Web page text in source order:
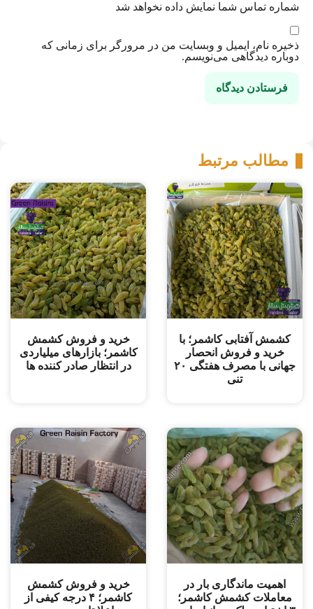
شماره تماس شما نمایش داده نخواهد شد
ذخیره نام، ایمیل و وبسایت من در مرورگر برای زمانی که
دوباره دیدگاهی می‌نویسم.
مطالب مرتبط
کشمش آفتابی کاشمر؛ با
خرید و فروش انحصار
جهانی با مصرف هفتگی ۲۰
تنی
خرید و ‌فروش کشمش
کاشمر؛ بازارهای میلیاردی
در انتظار صادر کننده ها
اهمیت ماندگاری بار در
معاملات کشمش کاشمر؛
خرید و فروش کشمش
کاشمر؛ ۴ درجه کیفی از